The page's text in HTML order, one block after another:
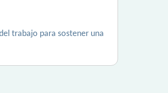
trabajo para sostener una